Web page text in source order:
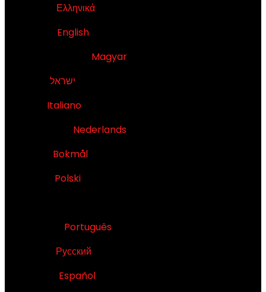
Ελληνικά
English
Magyar
ישראל
Italiano
Nederlands
Bokmål
Polski
Português
Русский
Español